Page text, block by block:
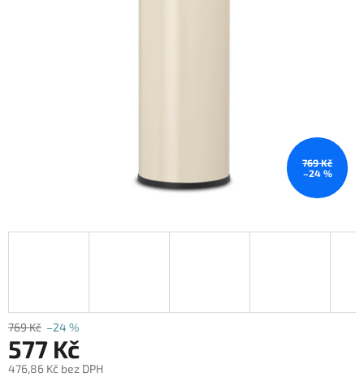
769 Kč
–24 %
769 Kč –24 %
577 Kč
476,86 Kč bez DPH